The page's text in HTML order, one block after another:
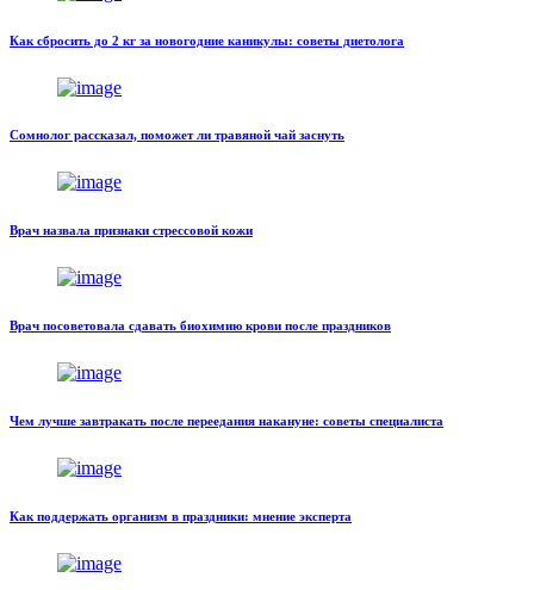
Как сбросить до 2 кг за новогодние каникулы: советы диетолога
Сомнолог рассказал, поможет ли травяной чай заснуть
Врач назвала признаки стрессовой кожи
Врач посоветовала сдавать биохимию крови после праздников
Чем лучше завтракать после переедания накануне: советы специалиста
Как поддержать организм в праздники: мнение эксперта